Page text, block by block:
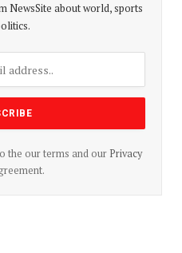
NewsSite about world, sports
the our terms and our Privacy